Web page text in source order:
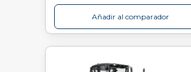
Añadir al comparador